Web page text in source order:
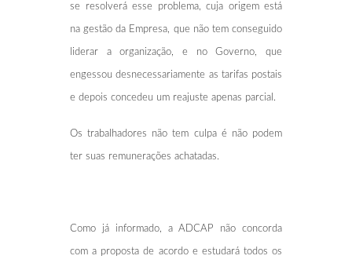
se resolverá esse problema, cuja origem está
na gestão da Empresa, que não tem conseguido
liderar a organização, e no Governo, que
engessou desnecessariamente as tarifas postais
e depois concedeu um reajuste apenas parcial.
Os trabalhadores não tem culpa é não podem
ter suas remunerações achatadas.
Como já informado, a ADCAP não concorda
com a proposta de acordo e estudará todos os